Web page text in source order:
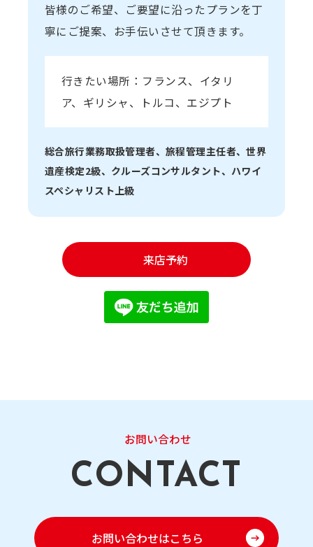
皆様のご希望、ご要望に沿ったプランを丁
寧にご提案、お手伝いさせて頂きます。
行きたい場所：フランス、イタリ
ア、ギリシャ、トルコ、エジプト
総合旅行業務取扱管理者、旅程管理主任者、世界
遺産検定2級、クルーズコンサルタント、ハワイ
スペシャリスト上級
来店予約
お問い合わせ
お問い合わせはこちら